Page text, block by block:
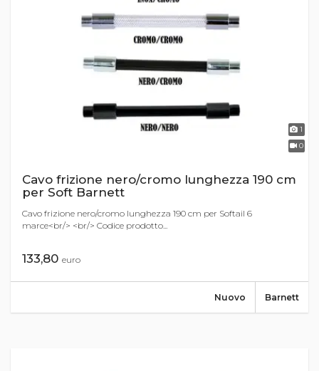
1
0
Cavo frizione nero/cromo lunghezza 190 cm
per Soft Barnett
Cavo frizione nero/cromo lunghezza 190 cm per Softail 6
marce<br/> <br/> Codice prodotto...
133,80 euro
Barnett
Nuovo